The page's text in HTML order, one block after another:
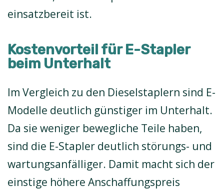
einsatzbereit ist.
Kostenvorteil für E-Stapler
beim Unterhalt
Im Vergleich zu den Dieselstaplern sind E-
Modelle deutlich günstiger im Unterhalt.
Da sie weniger bewegliche Teile haben,
sind die E-Stapler deutlich störungs- und
wartungsanfälliger. Damit macht sich der
einstige höhere Anschaffungspreis